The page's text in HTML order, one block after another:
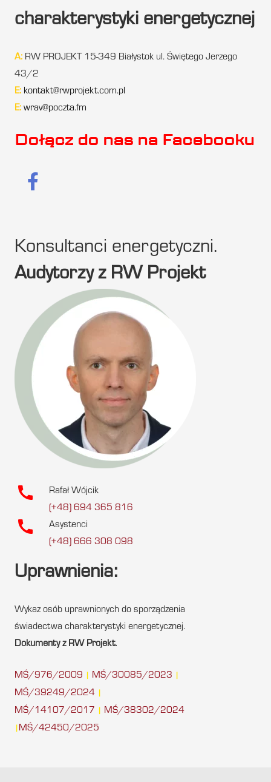
charakterystyki energetycznej
A: RW PROJEKT 15-349 Białystok ul. Świętego Jerzego
43/2
E: kontakt@rwprojekt.com.pl
E: wrav@poczta.fm
Dołącz do nas na Facebooku
Konsultanci energetyczni.
Audytorzy z RW Projekt
call
Rafał Wójcik
(+48) 694 365 816
call
Asystenci
(+48) 666 308 098
Uprawnienia:
Wykaz osób uprawnionych do sporządzenia
świadectwa charakterystyki energetycznej.
Dokumenty z RW Projekt.
MŚ/976/2009 MŚ/30085/2023
MŚ/39249/2024
MŚ/14107/2017 MŚ/38302/2024
MŚ/42450/2025